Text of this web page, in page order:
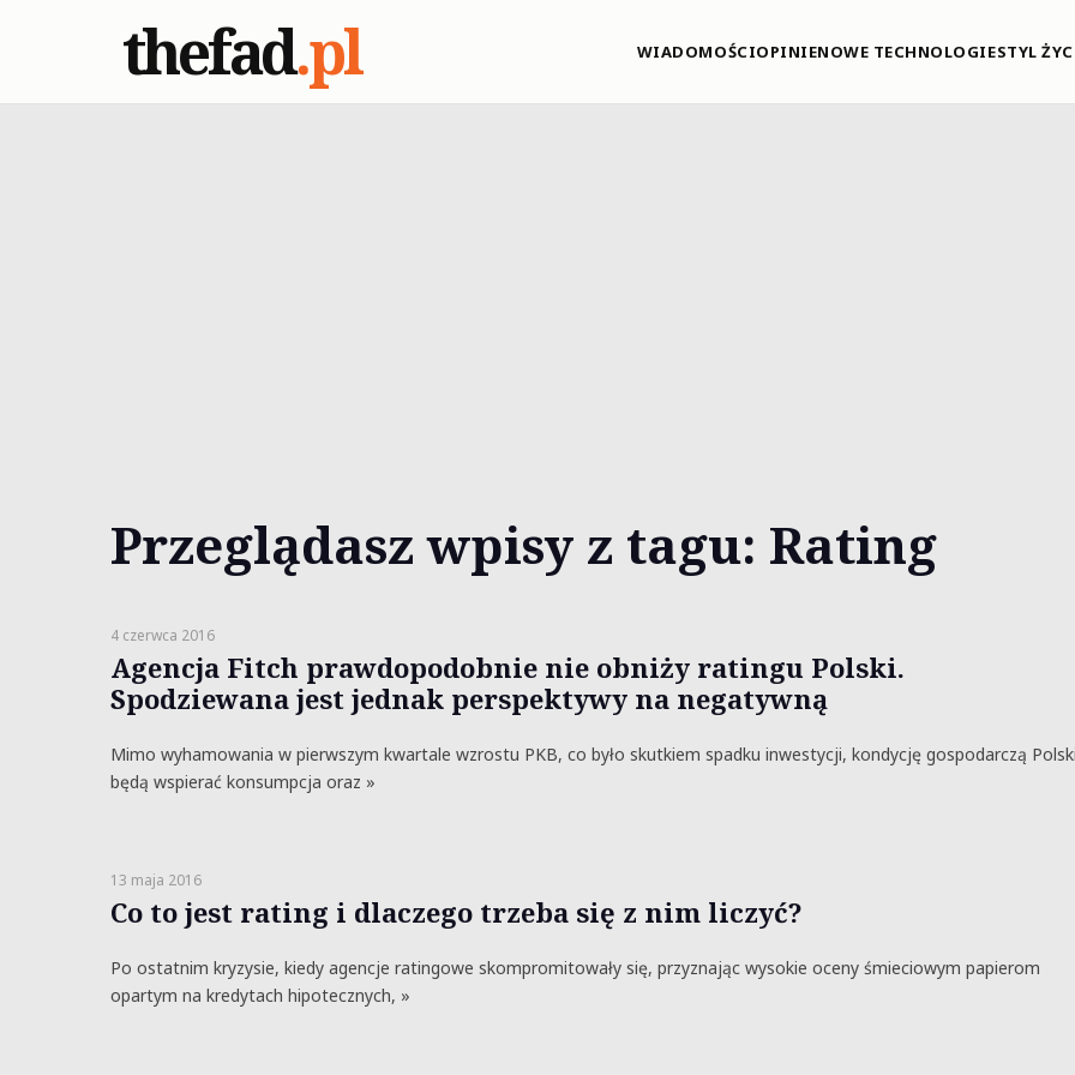
thefad.pl WIADOMOŚCIOPINIENOWE TECHNOLOGIESTYL
Przeglądasz wpisy z tagu: Rating
4 czerwca 2016
Agencja Fitch prawdopodobnie nie obniży ratingu Polski.
Spodziewana jest jednak perspektywy na negatywną
Mimo wyhamowania w pierwszym kwartale wzrostu PKB, co było skutkiem spadku inwestycji, kondycję gospodarczą
będą wspierać konsumpcja oraz »
13 maja 2016
Co to jest rating i dlaczego trzeba się z nim liczyć?
Po ostatnim kryzysie, kiedy agencje ratingowe skompromitowały się, przyznając wysokie oceny śmieciowym papierom
opartym na kredytach hipotecznych, »